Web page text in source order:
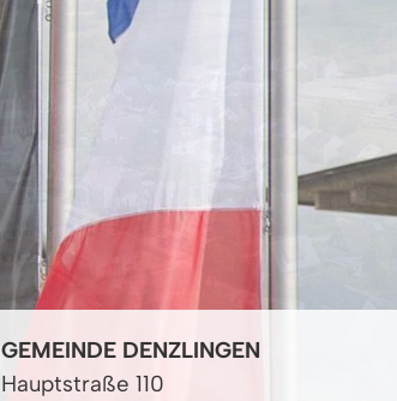
GEMEINDE DENZLINGEN
Hauptstraße 110